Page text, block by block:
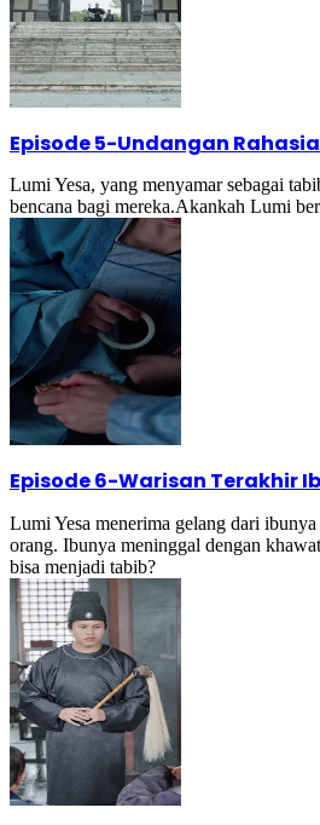
Episode 5-Undangan
Lumi Yesa, yang menyamar sebagai
bencana bagi mereka.Akankah Lumi
Episode 6-Warisan Terakhir
Lumi Yesa menerima gelang dari
orang. Ibunya meninggal dengan
bisa menjadi tabib?